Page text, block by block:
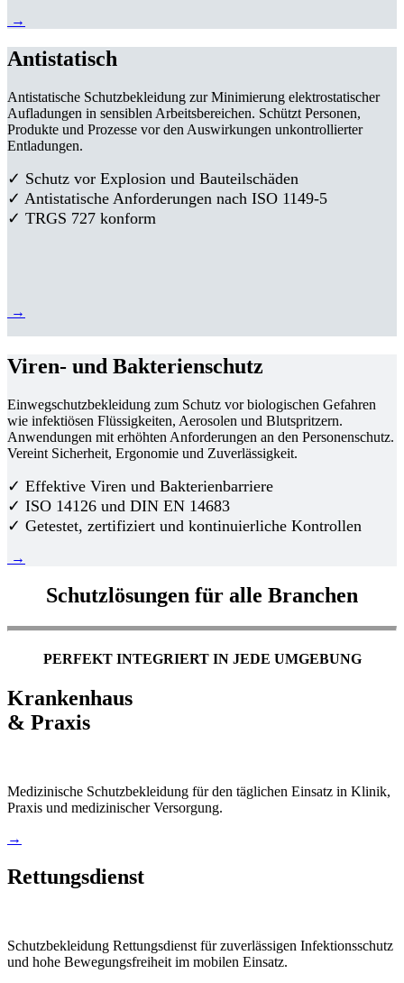
→
Antistatisch
Antistatische Schutzbekleidung zur Minimierung elektrostatischer
Aufladungen in sensiblen Arbeitsbereichen. Schützt Personen,
Produkte und Prozesse vor den Auswirkungen unkontrollierter
Entladungen.
✓ Schutz vor Explosion und Bauteilschäden
✓ Antistatische Anforderungen nach ISO 1149-5
✓ TRGS 727 konform
→
Viren- und Bakterienschutz
Einwegschutzbekleidung zum Schutz vor biologischen Gefahren
wie infektiösen Flüssigkeiten, Aerosolen und Blutspritzern.
Anwendungen mit erhöhten Anforderungen an den Personenschutz.
Vereint Sicherheit, Ergonomie und Zuverlässigkeit.
✓ Effektive Viren und Bakterienbarriere
✓ ISO 14126 und DIN EN 14683
✓ Getestet, zertifiziert und kontinuierliche Kontrollen
→
Schutzlösungen für alle Branchen
PERFEKT INTEGRIERT IN JEDE UMGEBUNG
Krankenhaus
& Praxis
Medizinische Schutzbekleidung für den täglichen Einsatz in Klinik,
Praxis und medizinischer Versorgung.
→
Rettungsdienst
Schutzbekleidung Rettungsdienst für zuverlässigen Infektionsschutz
und hohe Bewegungsfreiheit im mobilen Einsatz.